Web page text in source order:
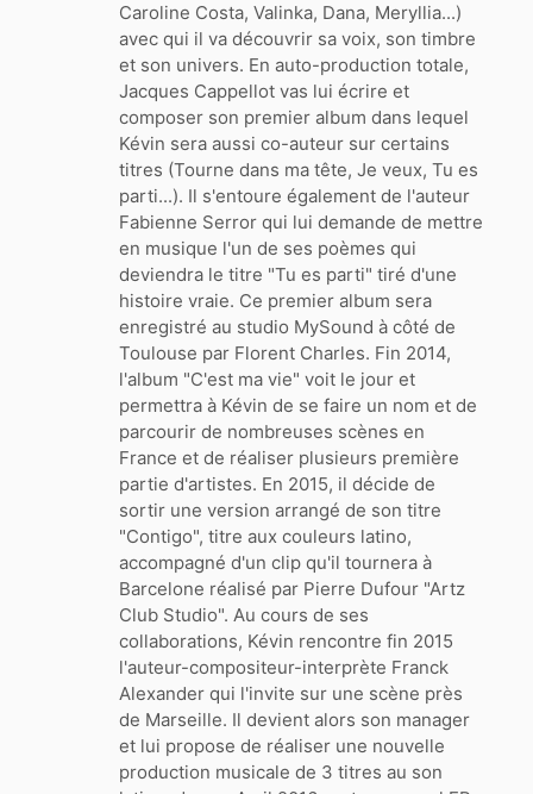
Caroline Costa, Valinka, Dana, Meryllia...)
avec qui il va découvrir sa voix, son timbre
et son univers. En auto-production totale,
Jacques Cappellot vas lui écrire et
composer son premier album dans lequel
Kévin sera aussi co-auteur sur certains
titres (Tourne dans ma tête, Je veux, Tu es
parti...). Il s'entoure également de l'auteur
Fabienne Serror qui lui demande de mettre
en musique l'un de ses poèmes qui
deviendra le titre "Tu es parti" tiré d'une
histoire vraie. Ce premier album sera
enregistré au studio MySound à côté de
Toulouse par Florent Charles. Fin 2014,
l'album "C'est ma vie" voit le jour et
permettra à Kévin de se faire un nom et de
parcourir de nombreuses scènes en
France et de réaliser plusieurs première
partie d'artistes. En 2015, il décide de
sortir une version arrangé de son titre
"Contigo", titre aux couleurs latino,
accompagné d'un clip qu'il tournera à
Barcelone réalisé par Pierre Dufour "Artz
Club Studio". Au cours de ses
collaborations, Kévin rencontre fin 2015
l'auteur-compositeur-interprète Franck
Alexander qui l'invite sur une scène près
de Marseille. Il devient alors son manager
et lui propose de réaliser une nouvelle
production musicale de 3 titres au son